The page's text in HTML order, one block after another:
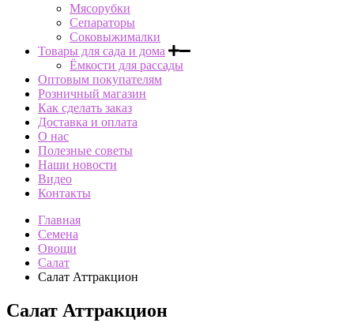
Мясорубки
Сепараторы
Соковыжималки
Товары для сада и дома
Ёмкости для рассады
Оптовым покупателям
Розничный магазин
Как сделать заказ
Доставка и оплата
О нас
Полезные советы
Наши новости
Видео
Контакты
Главная
Семена
Овощи
Салат
Салат Аттракцион
Салат Аттракцион